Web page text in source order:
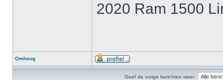
2020 Ram 1500
Omhoog
Geef de vorige berichten weer: